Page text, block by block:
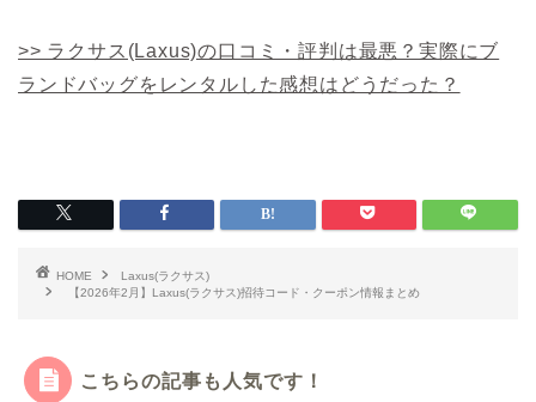
>> ラクサス(Laxus)の口コミ・評判は最悪？実際にブ
ランドバッグをレンタルした感想はどうだった？
HOME
Laxus(ラクサス)
【2026年2月】Laxus(ラクサス)招待コード・クーポン情報まとめ
こちらの記事も人気です！